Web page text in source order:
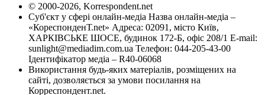
© 2000-2026, Korrespondent.net
Суб'єкт у сфері онлайн-медіа Назва онлайн-медіа –
«КореспонденТ.net» Адреса: 02091, місто Київ,
ХАРКІВСЬКЕ ШОСЕ, будинок 172-Б, офіс 208/1 E-mail:
sunlight@mediadim.com.ua Телефон: 044-205-43-00
Ідентифікатор медіа – R40-06068
Використання будь-яких матеріалів, розміщених на
сайті, дозволяється за умови посилання на
Корреспондент.net.